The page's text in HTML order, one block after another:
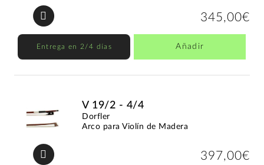
345,00€
Entrega en 2/4 días Añadir
V 19/2 - 4/4
Dorfler
Arco para Violín de Madera
397,00€